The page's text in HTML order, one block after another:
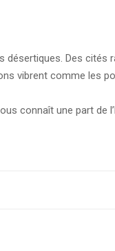
désertiques. Des cités
vibrent comme les
connaît une part de